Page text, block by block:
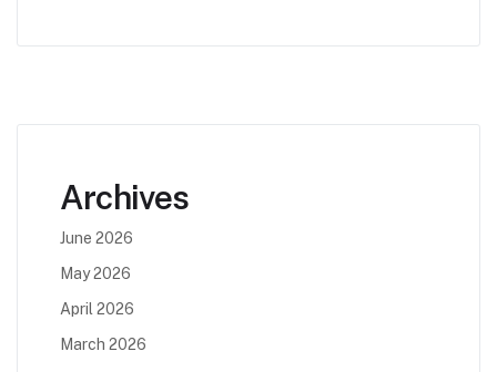
Archives
June 2026
May 2026
April 2026
March 2026